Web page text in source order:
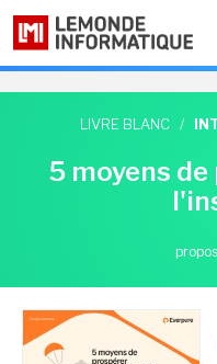
LIVRE BLANC /
5 moyens